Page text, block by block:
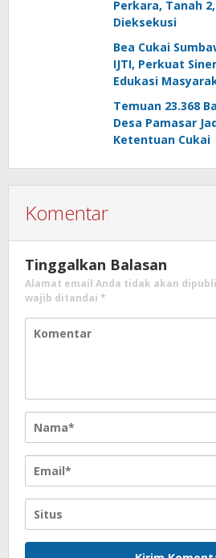
Perkara, Tanah
Dieksekusi
Bea Cukai
IJTI, Perkuat
Edukasi
Temuan 23.368
Desa Pamasar
Ketentuan Cukai
Komentar
Tinggalkan Balasan
Alamat email Anda tidak akan
wajib ditandai *